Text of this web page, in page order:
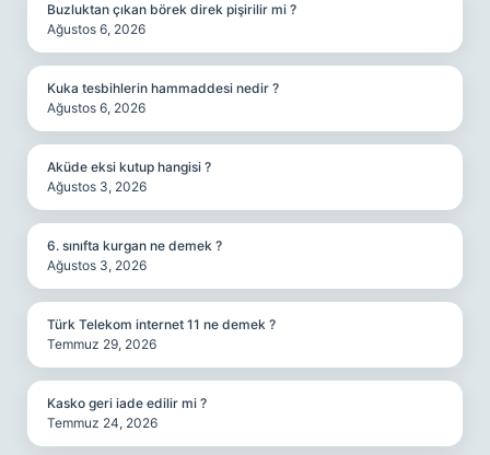
Buzluktan çıkan börek direk pişirilir mi ?
Ağustos 6, 2026
Kuka tesbihlerin hammaddesi nedir ?
Ağustos 6, 2026
Aküde eksi kutup hangisi ?
Ağustos 3, 2026
6. sınıfta kurgan ne demek ?
Ağustos 3, 2026
Türk Telekom internet 11 ne demek ?
Temmuz 29, 2026
Kasko geri iade edilir mi ?
Temmuz 24, 2026